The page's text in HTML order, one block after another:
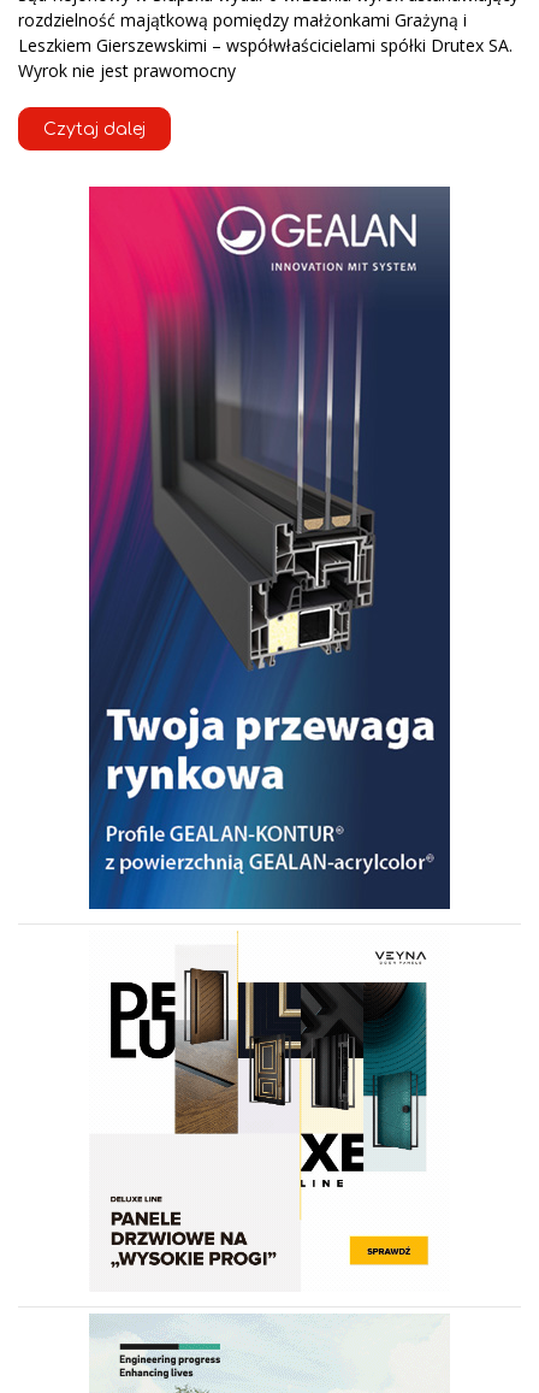
rozdzielność majątkową pomiędzy małżonkami Grażyną i
Leszkiem Gierszewskimi – współwłaścicielami spółki Drutex SA.
Wyrok nie jest prawomocny
Czytaj dalej